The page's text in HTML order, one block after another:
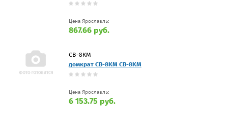
Цена Ярославль:
867.66 руб.
СВ-8КМ
домкрат СВ-8КМ СВ-8КМ
Цена Ярославль:
6 153.75 руб.